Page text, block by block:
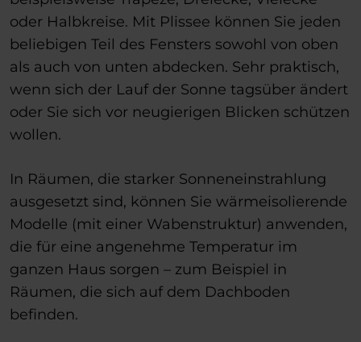
oder Halbkreise. Mit Plissee können Sie jeden
beliebigen Teil des Fensters sowohl von oben
als auch von unten abdecken. Sehr praktisch,
wenn sich der Lauf der Sonne tagsüber ändert
oder Sie sich vor neugierigen Blicken schützen
wollen.
In Räumen, die starker Sonneneinstrahlung
ausgesetzt sind, können Sie wärmeisolierende
Modelle (mit einer Wabenstruktur) anwenden,
die für eine angenehme Temperatur im
ganzen Haus sorgen – zum Beispiel in
Räumen, die sich auf dem Dachboden
befinden.